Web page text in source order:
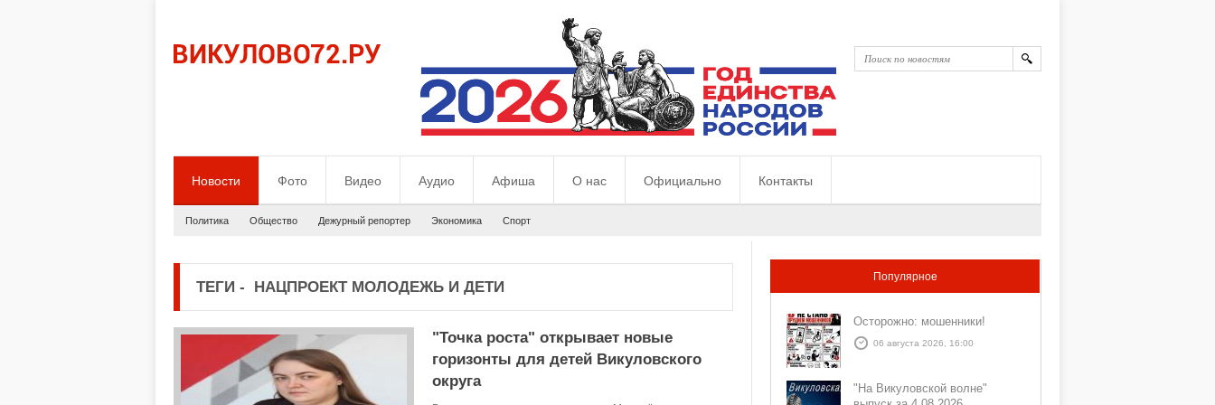
Новости Фото Видео Аудио Афиша О нас Официально Контакты
Политика Общество Дежурный репортер Экономика Спорт
ТЕГИ - НАЦПРОЕКТ МОЛОДЕЖЬ И ДЕТИ
"Точка роста" открывает новые
горизонты для детей Викуловского
округа
Популярное
Осторожно: мошенники!
06 августа 2026, 16:00
"На Викуловской волне"